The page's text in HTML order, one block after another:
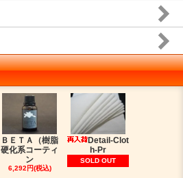
ＢＥＴＡ（樹脂
硬化系コーティ
ン
6,292円(税込)
Detail-Clot
h-Pr
SOLD OUT